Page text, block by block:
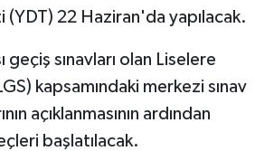
(YDT) 22 Haziran'da yapılacak.
geçiş sınavları olan Liselere
kapsamındaki merkezi sınav
açıklanmasının ardından
başlatılacak.